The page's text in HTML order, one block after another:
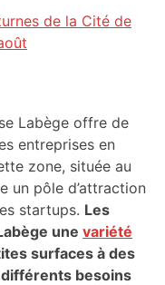
de la Cité de
Labège offre de
entreprises en
zone, située au
un pôle d’attraction
startups. Les
une variété
surfaces à des
besoins